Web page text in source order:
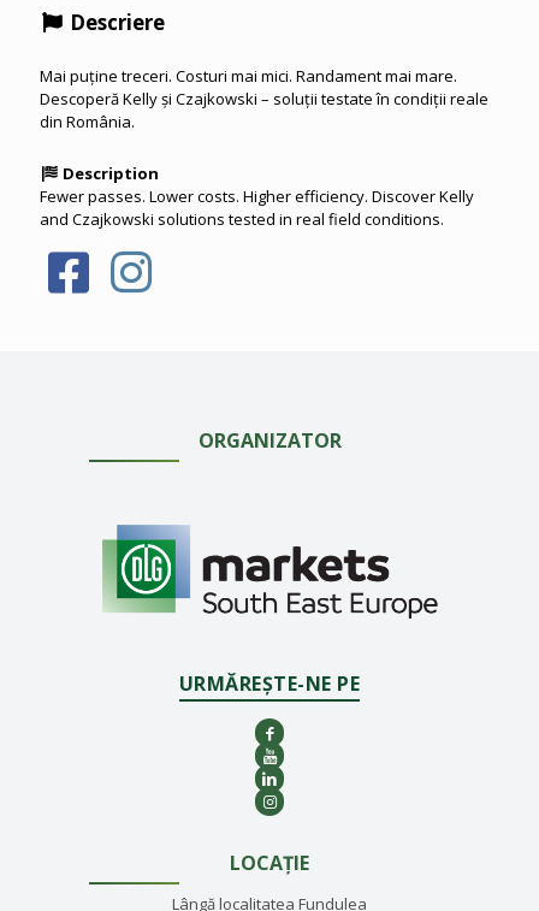
Descriere
Mai puține treceri. Costuri mai mici. Randament mai mare.
Descoperă Kelly și Czajkowski – soluții testate în condiții reale
din România.
Description
Fewer passes. Lower costs. Higher efficiency. Discover Kelly
and Czajkowski solutions tested in real field conditions.
ORGANIZATOR
URMĂREȘTE-NE PE
LOCAȚIE
Lângă localitatea Fundulea